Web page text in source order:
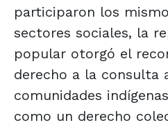
participaron los
sectores sociales, la
popular otorgó el
derecho a la consulta
comunidades
como un derecho